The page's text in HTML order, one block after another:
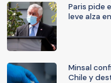
Paris pide
leve alza
Minsal
Chile y